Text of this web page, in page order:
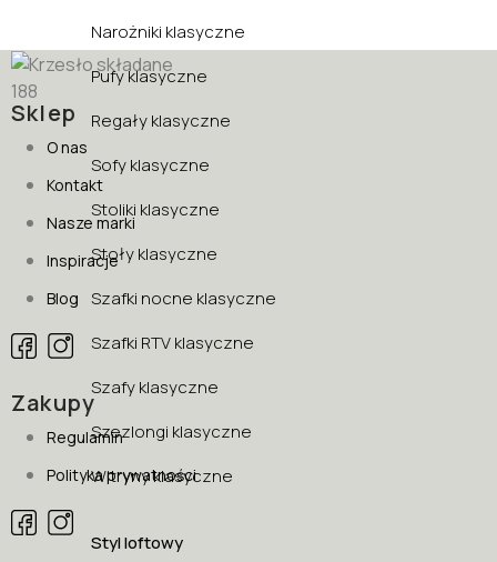
Narożniki klasyczne
Pufy klasyczne
Regały klasyczne
Sofy klasyczne
Stoliki klasyczne
Stoły klasyczne
Szafki nocne klasyczne
Szafki RTV klasyczne
Szafy klasyczne
Szezlongi klasyczne
Witryny klasyczne
Styl loftowy
Sklep
O nas
Kontakt
Nasze marki
Inspiracje
Blog
Zakupy
Regulamin
Polityka prywatności